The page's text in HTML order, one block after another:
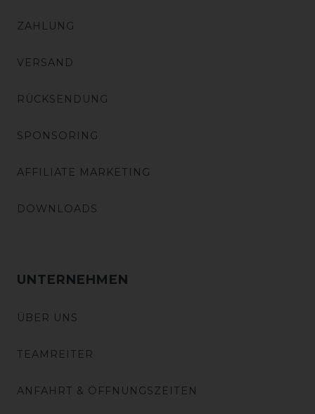
ZAHLUNG
VERSAND
RÜCKSENDUNG
SPONSORING
AFFILIATE MARKETING
DOWNLOADS
UNTERNEHMEN
ÜBER UNS
TEAMREITER
ANFAHRT & ÖFFNUNGSZEITEN